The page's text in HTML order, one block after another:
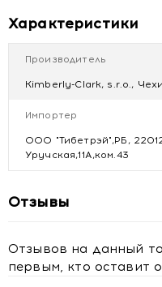
Характеристики
Производитель
Kimberly-Clark, s.r.o.,
Импортер
ООО "Тибетрэй",РБ,
Уручская,11А,ком.43
Отзывы
Отзывов на данный
первым, кто оставит